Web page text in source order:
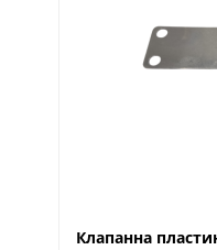
Клапанна